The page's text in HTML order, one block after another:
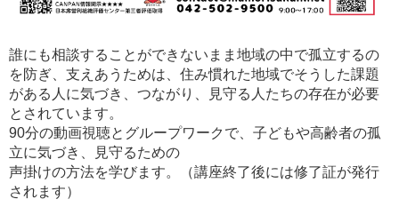
誰にも相談することができないまま地域の中で孤立するの
を防ぎ、支えあうためは、住み慣れた地域でそうした課題
がある人に気づき、つながり、見守る人たちの存在が必要
とされています。
90分の動画視聴とグループワークで、子どもや高齢者の孤
立に気づき、見守るための
声掛けの方法を学びます。（講座終了後には修了証が発行
されます）